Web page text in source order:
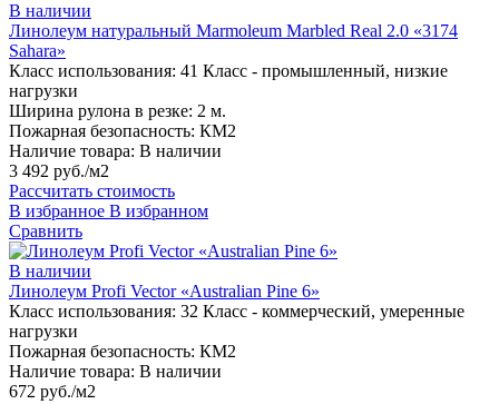
В наличии
Линолеум натуральный Marmoleum Marbled Real 2.0 «3174
Sahara»
Класс использования: 41 Класс - промышленный, низкие
нагрузки
Ширина рулона в резке: 2 м.
Пожарная безопасность: КМ2
Наличие товара: В наличии
3 492 руб./м2
Рассчитать стоимость
В избранное В избранном
Сравнить
В наличии
Линолеум Profi Vector «Australian Pine 6»
Класс использования: 32 Класс - коммерческий, умеренные
нагрузки
Пожарная безопасность: КМ2
Наличие товара: В наличии
672 руб./м2